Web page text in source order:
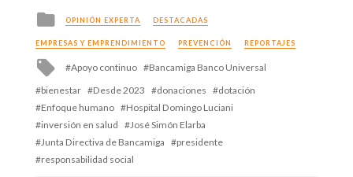
Posted
in
OPINIÓN EXPERTA DESTACADAS
EMPRESAS Y EMPRENDIMIENTO PREVENCIÓN REPORTAJES
Tagged
with
Apoyo continuo
Bancamiga Banco Universal
bienestar
Desde 2023 donaciones
dotación
Enfoque humano
Hospital Domingo Luciani
inversión en salud
José Simón Elarba
Junta Directiva de Bancamiga
presidente
responsabilidad social